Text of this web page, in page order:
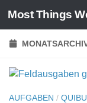
Zum Inhalt
Most Things
AUFGABEN /